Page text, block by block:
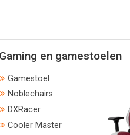
en gamestoelen
Gamestoel
Noblechairs
DXRacer
Cooler Master